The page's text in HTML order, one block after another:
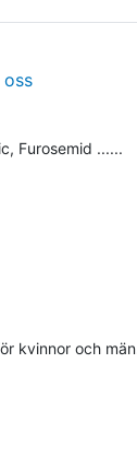
oss
Furosemid ......
kvinnor och